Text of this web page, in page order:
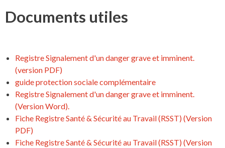
Documents utiles
Registre Signalement d'un danger grave et imminent.
(version PDF)
guide protection sociale complémentaire
Registre Signalement d'un danger grave et imminent.
(Version Word).
Fiche Registre Santé & Sécurité au Travail (RSST) (Version
PDF)
Fiche Registre Santé & Sécurité au Travail (RSST) (Version